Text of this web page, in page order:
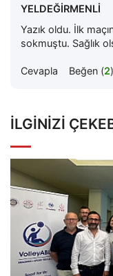
YELDEĞİRMENLİ
Yazık oldu. İlk
sokmuştu. Sağlık
Cevapla Beğen (2)
İLGINIZI